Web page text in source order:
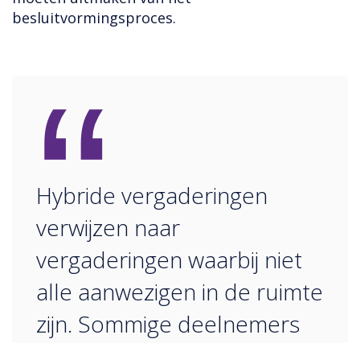
besluitvormingsproces.
“
Hybride vergaderingen
verwijzen naar
vergaderingen waarbij niet
alle aanwezigen in de ruimte
zijn. Sommige deelnemers